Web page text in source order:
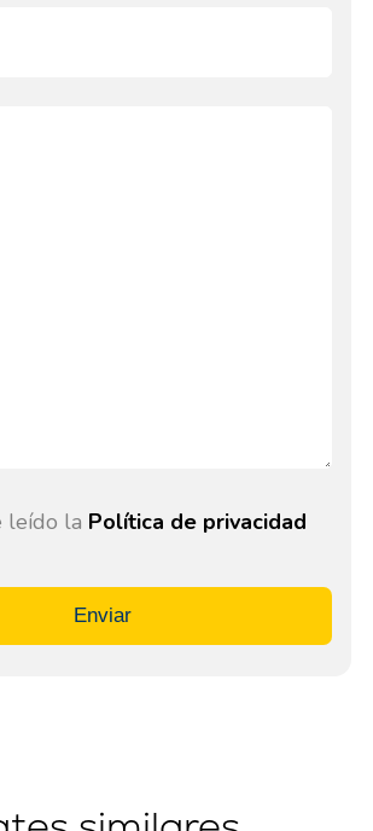
leído la Política de privacidad
Enviar